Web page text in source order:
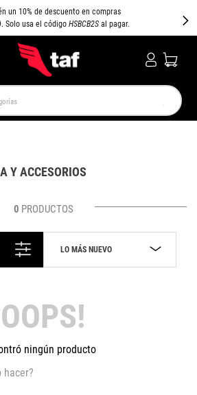
un 10% de descuento en compras
Solo usa el código HSBCB2Sal pagar.
Y ACCESORIOS
0 PRODUCTOS
LO MÁS NUEVO
OOPS!
ningún producto
hacer?
SPEZIAL